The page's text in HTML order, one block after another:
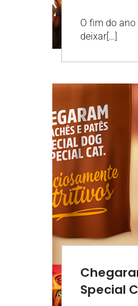
O fim do
deixar[…]
Special